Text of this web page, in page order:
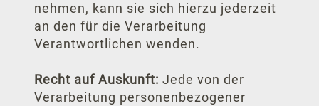
nehmen, kann sie sich hierzu jederzeit
an den für die Verarbeitung
Verantwortlichen wenden.
Recht auf Auskunft: Jede von der
Verarbeitung personenbezogener